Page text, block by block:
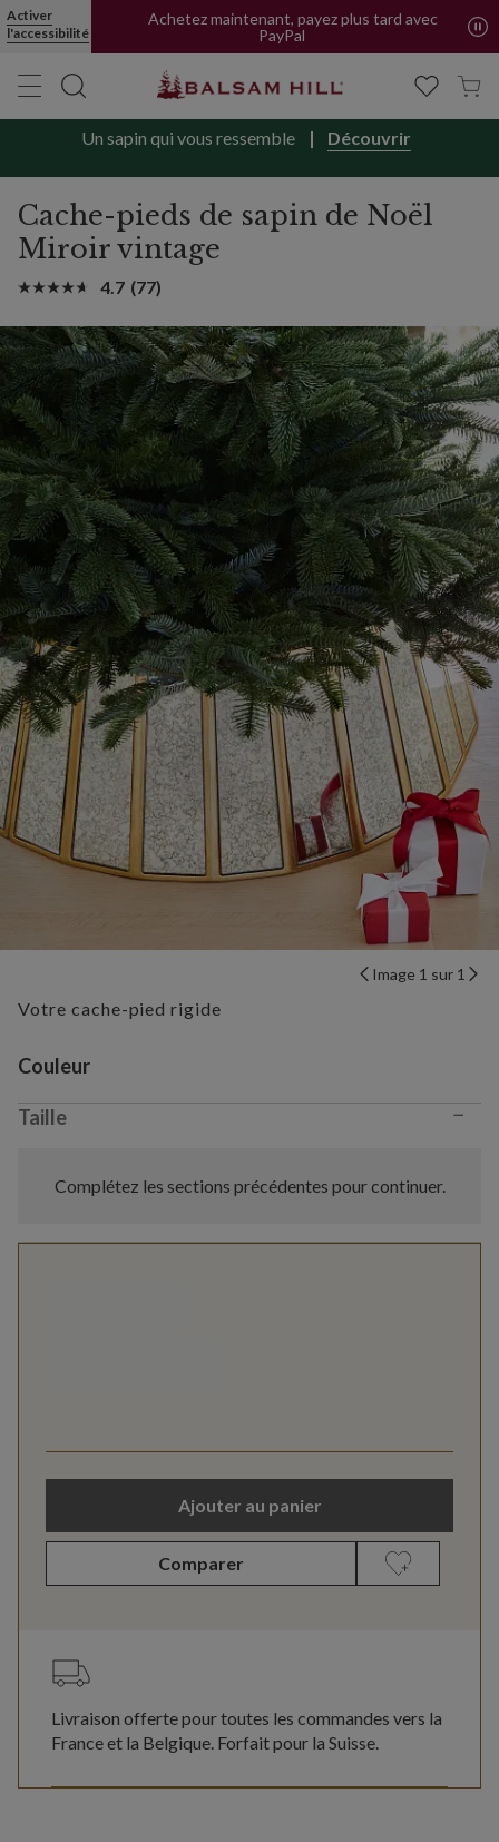
Activer
l'accessibilité
Achetez maintenant, payez plus tard avec
PayPal
Un sapin qui vous ressemble Découvrir
Cache-pieds de sapin de Noël
Miroir vintage
4.7 (77)
Image 1 sur 1
Votre cache-pied rigide
Variant selection
Couleur
Taille −
Complétez les sections précédentes pour continuer.
Ajouter au panier
Comparer
Livraison offerte pour toutes les commandes vers la
France et la Belgique. Forfait pour la Suisse.